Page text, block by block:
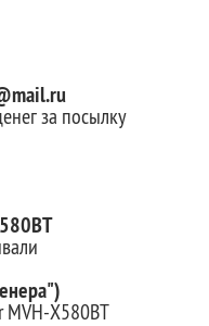
за посылку
MVH-X580BT